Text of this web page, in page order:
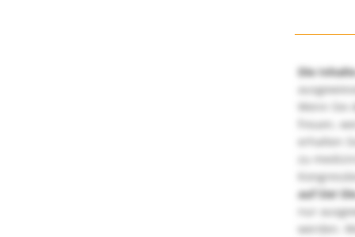
Die
Wenn
freuen,
erhalten
zu
auf Sie!
nur
werden.